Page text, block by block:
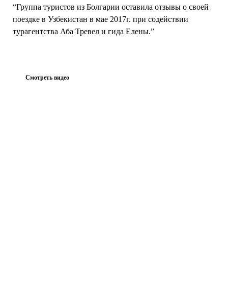
“Группа туристов из Болгарии оставила отзывы о своей
поездке в Узбекистан в мае 2017г. при содействии
турагентства Аба Тревел и гида Елены.”
Смотреть видео